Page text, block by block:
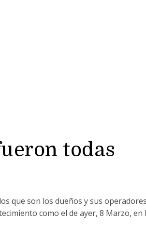
todas
que son los dueños y sus
como el de ayer, 8 Marzo, en